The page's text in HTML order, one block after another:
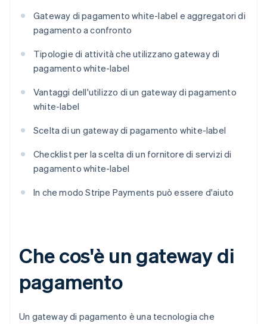
Gateway di pagamento white-label e aggregatori di
pagamento a confronto
Tipologie di attività che utilizzano gateway di
pagamento white-label
Vantaggi dell'utilizzo di un gateway di pagamento
white-label
Scelta di un gateway di pagamento white-label
Checklist per la scelta di un fornitore di servizi di
pagamento white-label
In che modo Stripe Payments può essere d'aiuto
Che cos'è un gateway di
pagamento
Un gateway di pagamento è una tecnologia che